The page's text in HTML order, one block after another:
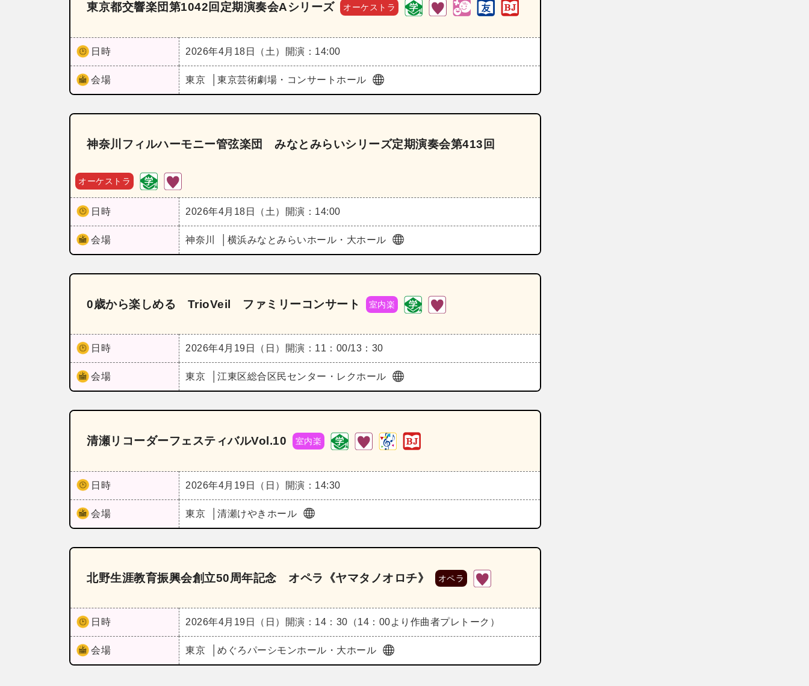
東京都交響楽団第1042回定期演奏会Aシリーズ オーケストラ
日時 2026年4月18日（土） 開演：14:00
会場 東京 東京芸術劇場・コンサートホール
神奈川フィルハーモニー管弦楽団 みなとみらいシリーズ定期演奏会第413回
オーケストラ
日時 2026年4月18日（土） 開演：14:00
会場 神奈川 横浜みなとみらいホール・大ホール
0歳から楽しめる TrioVeil ファミリーコンサート 室内楽
日時 2026年4月19日（日） 開演：11：00/13：30
会場 東京 江東区総合区民センター・レクホール
清瀬リコーダーフェスティバルVol.10 室内楽
日時 2026年4月19日（日） 開演：14:30
会場 東京 清瀬けやきホール
北野生涯教育振興会創立50周年記念 オペラ《ヤマタノオロチ》 オペラ
日時 2026年4月19日（日） 開演：14：30（14：00より作曲者プレトーク）
会場 東京 めぐろパーシモンホール・大ホール